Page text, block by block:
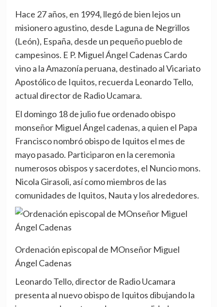
Hace 27 años, en 1994, llegó de bien lejos un
misionero agustino, desde Laguna de Negrillos
(León), España, desde un pequeño pueblo de
campesinos. E P. Miguel Ángel Cadenas Cardo
vino a la Amazonía peruana, destinado al Vicariato
Apostólico de Iquitos, recuerda Leonardo Tello,
actual director de Radio Ucamara.
El domingo 18 de julio fue ordenado obispo
monseñor Miguel Ángel cadenas, a quien el Papa
Francisco nombró obispo de Iquitos el mes de
mayo pasado. Participaron en la ceremonia
numerosos obispos y sacerdotes, el Nuncio mons.
Nicola Girasoli, así como miembros de las
comunidades de Iquitos, Nauta y los alrededores.
Ordenación episcopal de MOnseñor Miguel
Ángel Cadenas
Leonardo Tello, director de Radio Ucamara
presenta al nuevo obispo de Iquitos dibujando la